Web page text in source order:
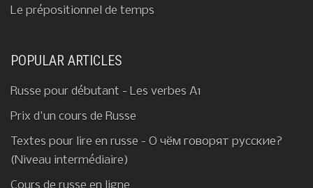
Le prépositionnel de temps
POPULAR ARTICLES
Russe pour débutant - Les verbes A1
Prix d'un cours de Russe
Textes pour lire en russe - О чём говорят русские?
(Niveau intermédiaire)